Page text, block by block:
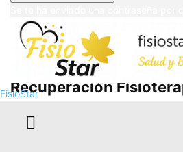
FisioStar
Cómo la Alimentación
Recuperación